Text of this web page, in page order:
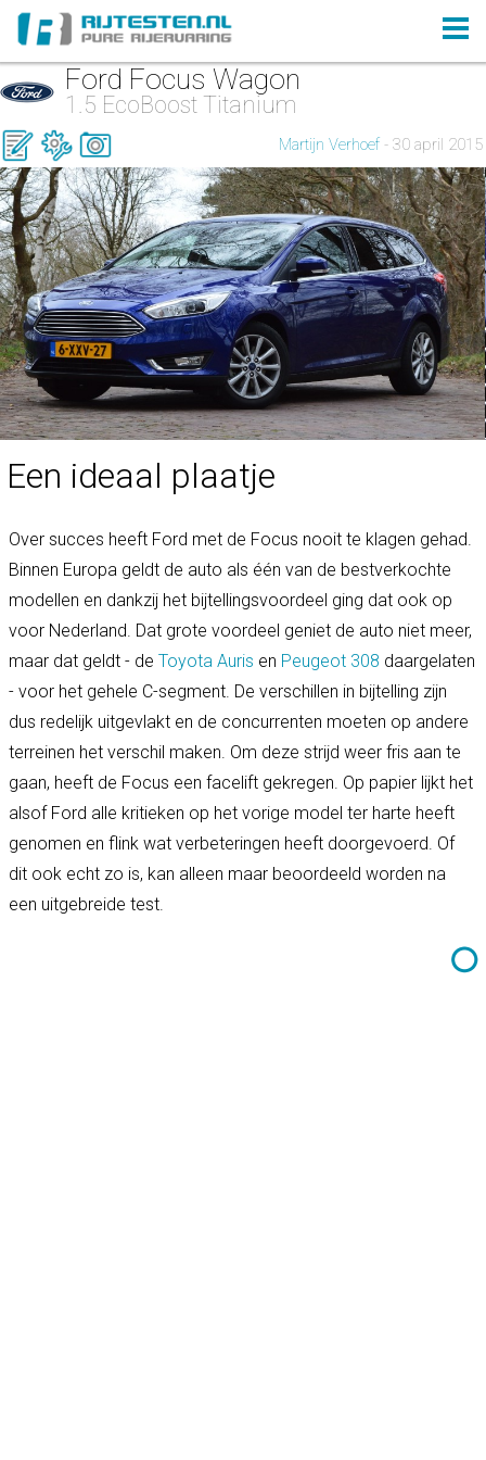
Ford Focus Wagon
1.5 EcoBoost Titanium
Martijn Verhoef - 30 april 2015
Een ideaal plaatje
Over succes heeft Ford met de Focus nooit te klagen gehad.
Binnen Europa geldt de auto als één van de bestverkochte
modellen en dankzij het bijtellingsvoordeel ging dat ook op
voor Nederland. Dat grote voordeel geniet de auto niet meer,
maar dat geldt - de Toyota Auris en Peugeot 308 daargelaten
- voor het gehele C-segment. De verschillen in bijtelling zijn
dus redelijk uitgevlakt en de concurrenten moeten op andere
terreinen het verschil maken. Om deze strijd weer fris aan te
gaan, heeft de Focus een facelift gekregen. Op papier lijkt het
alsof Ford alle kritieken op het vorige model ter harte heeft
genomen en flink wat verbeteringen heeft doorgevoerd. Of
dit ook echt zo is, kan alleen maar beoordeeld worden na
een uitgebreide test.